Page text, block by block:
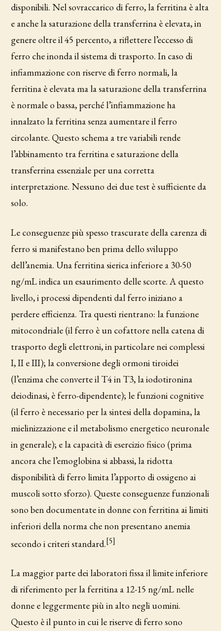
disponibili. Nel sovraccarico di ferro, la ferritina è alta
e anche la saturazione della transferrina è elevata, in
genere oltre il 45 percento, a riflettere l’eccesso di
ferro che inonda il sistema di trasporto. In caso di
infiammazione con riserve di ferro normali, la
ferritina è elevata ma la saturazione della transferrina
è normale o bassa, perché l’infiammazione ha
innalzato la ferritina senza aumentare il ferro
circolante. Questo schema a tre variabili rende
l’abbinamento tra ferritina e saturazione della
transferrina essenziale per una corretta
interpretazione. Nessuno dei due test è sufficiente da
solo.
Le conseguenze più spesso trascurate della carenza di
ferro si manifestano ben prima dello sviluppo
dell’anemia. Una ferritina sierica inferiore a 30-50
ng/mL indica un esaurimento delle scorte. A questo
livello, i processi dipendenti dal ferro iniziano a
perdere efficienza. Tra questi rientrano: la funzione
mitocondriale (il ferro è un cofattore nella catena di
trasporto degli elettroni, in particolare nei complessi
I, II e III); la conversione degli ormoni tiroidei
(l’enzima che converte il T4 in T3, la iodotironina
deiodinasi, è ferro-dipendente); le funzioni cognitive
(il ferro è necessario per la sintesi della dopamina, la
mielinizzazione e il metabolismo energetico neuronale
in generale); e la capacità di esercizio fisico (prima
ancora che l’emoglobina si abbassi, la ridotta
disponibilità di ferro limita l’apporto di ossigeno ai
muscoli sotto sforzo). Queste conseguenze funzionali
sono ben documentate in donne con ferritina ai limiti
inferiori della norma che non presentano anemia
secondo i criteri standard.[5]
La maggior parte dei laboratori fissa il limite inferiore
di riferimento per la ferritina a 12-15 ng/mL nelle
donne e leggermente più in alto negli uomini.
Questo è il punto in cui le riserve di ferro sono